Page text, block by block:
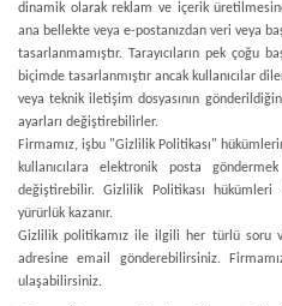
dinamik olarak reklam ve içerik
ana bellekte veya e-postanızdan veri veya
tasarlanmamıştır. Tarayıcıların pek çoğu
biçimde tasarlanmıştır ancak kullanıcılar
veya teknik iletişim dosyasının
ayarları değiştirebilirler.
Firmamız, işbu "Gizlilik Politikası"
kullanıcılara elektronik posta
değiştirebilir. Gizlilik Politikası hükümleri
yürürlük kazanır.
Gizlilik politikamız ile ilgili her türlü soru
adresine email gönderebilirsiniz.
ulaşabilirsiniz.